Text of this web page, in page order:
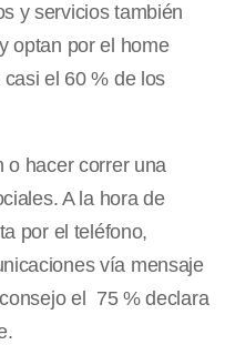
y servicios también
optan por el home
el 60 % de los
o hacer correr una
A la hora de
por el teléfono,
vía mensaje
el 75 % declara